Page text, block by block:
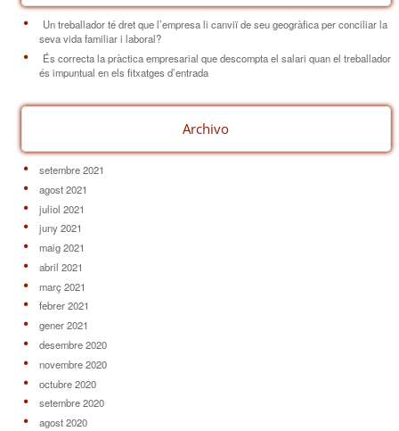
Un treballador té dret que l’empresa li canviï de seu geogràfica per conciliar la
seva vida familiar i laboral?
És correcta la pràctica empresarial que descompta el salari quan el treballador
és impuntual en els fitxatges d’entrada
Archivo
setembre 2021
agost 2021
juliol 2021
juny 2021
maig 2021
abril 2021
març 2021
febrer 2021
gener 2021
desembre 2020
novembre 2020
octubre 2020
setembre 2020
agost 2020